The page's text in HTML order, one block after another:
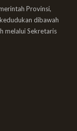
Provinsi,
dibawah
melalui Sekretaris